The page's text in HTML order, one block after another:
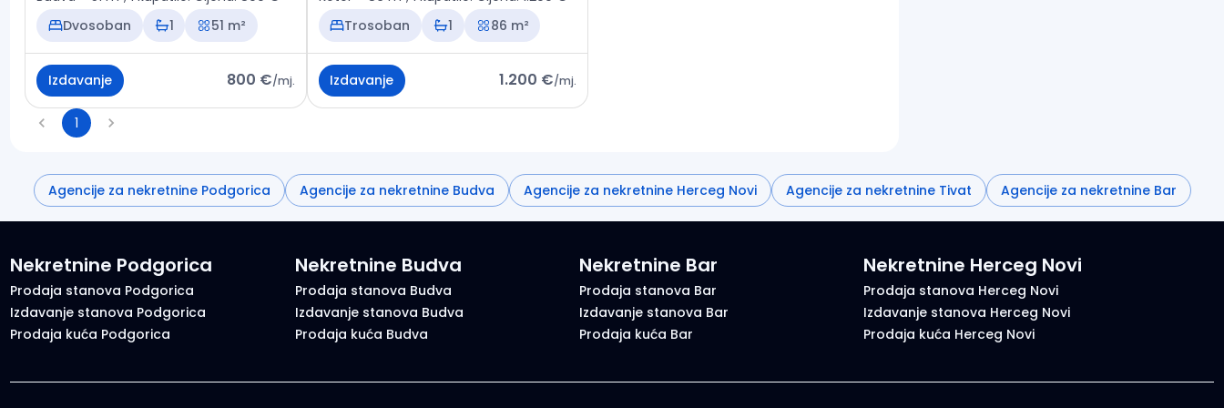
Dvosoban
1 51 m²
Izdavanje 800 €/mj.
Trosoban
1 86 m²
Izdavanje 1.200 €/mj.
1
Agencije za nekretnine Podgorica Agencije za nekretnine Budva Agencije za nekretnine Herceg Novi Agencije za nekretnine Tivat Agencije za nekretnine Bar
Nekretnine Podgorica
Prodaja stanova Podgorica
Izdavanje stanova Podgorica
Prodaja kuća Podgorica
Nekretnine Budva
Prodaja stanova Budva
Izdavanje stanova Budva
Prodaja kuća Budva
Nekretnine Bar
Prodaja stanova Bar
Izdavanje stanova Bar
Prodaja kuća Bar
Nekretnine Herceg Novi
Prodaja stanova Herceg Novi
Izdavanje stanova Herceg Novi
Prodaja kuća Herceg Novi